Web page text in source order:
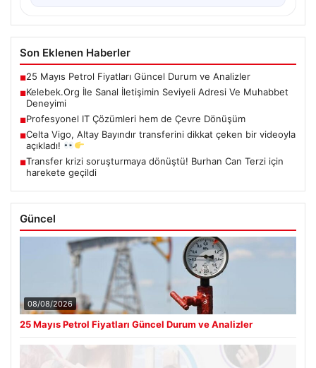
Son Eklenen Haberler
■25 Mayıs Petrol Fiyatları Güncel Durum ve Analizler
■Kelebek.Org İle Sanal İletişimin Seviyeli Adresi Ve Muhabbet
Deneyimi
■Profesyonel IT Çözümleri hem de Çevre Dönüşüm
■Celta Vigo, Altay Bayındır transferini dikkat çeken bir videoyla
açıkladı!
■Transfer krizi soruşturmaya dönüştü! Burhan Can Terzi için
harekete geçildi
Güncel
08/08/2026
25 Mayıs Petrol Fiyatları Güncel Durum ve Analizler